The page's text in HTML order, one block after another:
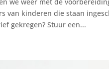
van kinderen die staan
gekregen? Stuur een...